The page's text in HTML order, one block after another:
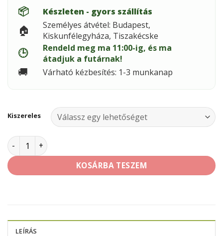
📦 Készleten - gyors szállítás
🏠
Személyes átvétel: Budapest,
Kiskunfélegyháza, Tiszakécske
🕒
Rendeld meg ma 11:00-ig, és ma
átadjuk a futárnak!
🚚 Várható kézbesítés: 1-3 munkanap
Kiszereles
Rigips Rimano Plus A 0-10 mm mennyiség
KOSÁRBA TESZEM
LEÍRÁS